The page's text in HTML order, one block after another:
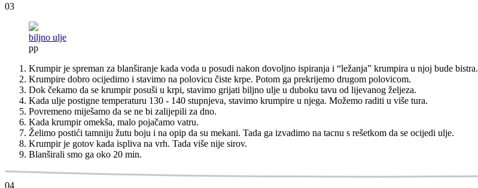
03
biljno ulje
pp
Krumpir je spreman za blanširanje kada voda u posudi nakon dovoljno ispiranja i “ležanja” krumpira u njoj bude bistra.
Krumpire dobro ocijedimo i stavimo na polovicu čiste krpe. Potom ga prekrijemo drugom polovicom.
Dok čekamo da se krumpir posuši u krpi, stavimo grijati biljno ulje u duboku tavu od lijevanog željeza.
Kada ulje postigne temperaturu 130 - 140 stupnjeva, stavimo krumpire u njega. Možemo raditi u više tura.
Povremeno miješamo da se ne bi zalijepili za dno.
Kada krumpir omekša, malo pojačamo vatru.
Želimo postići tamniju žutu boju i na opip da su mekani. Tada ga izvadimo na tacnu s rešetkom da se ocijedi ulje.
Krumpir je gotov kada ispliva na vrh. Tada više nije sirov.
Blanširali smo ga oko 20 min.
04